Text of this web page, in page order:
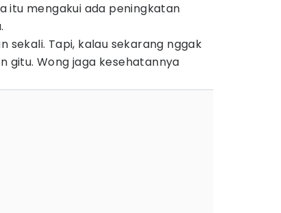
itu mengakui ada peningkatan
sekali. Tapi, kalau sekarang nggak
gitu. Wong jaga kesehatannya